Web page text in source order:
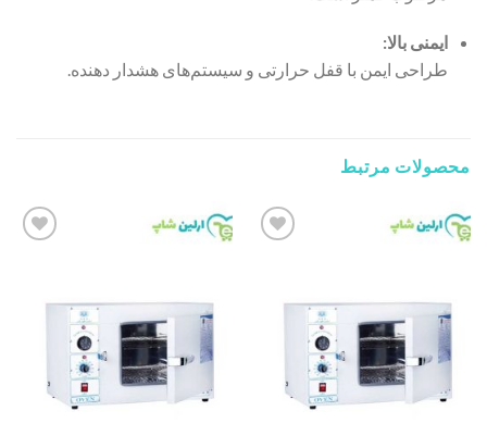
ایمنی بالا:
طراحی ایمن با قفل حرارتی و سیستم‌های هشدار دهنده.
محصولات مرتبط